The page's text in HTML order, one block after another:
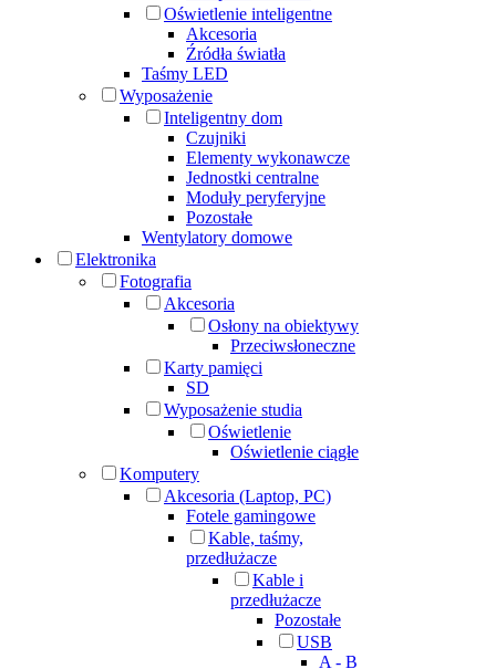
Oświetlenie inteligentne
Akcesoria
Źródła światła
Taśmy LED
Wyposażenie
Inteligentny dom
Czujniki
Elementy wykonawcze
Jednostki centralne
Moduły peryferyjne
Pozostałe
Wentylatory domowe
Elektronika
Fotografia
Akcesoria
Osłony na obiektywy
Przeciwsłoneczne
Karty pamięci
SD
Wyposażenie studia
Oświetlenie
Oświetlenie ciągłe
Komputery
Akcesoria (Laptop, PC)
Fotele gamingowe
Kable, taśmy,
przedłużacze
Kable i
przedłużacze
Pozostałe
USB
A - B